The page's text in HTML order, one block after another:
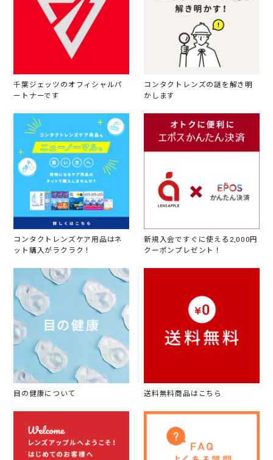
千葉ジェッツのオフィシャルパ
ートナーです
コンタクトレンズの謎を解き明
かします
コンタクトレンズケア用品はネ
ット購入がラクラク！
新規入会ですぐに使える2,000円
クーポンプレゼント！
目の健康について 送料無料商品はこちら